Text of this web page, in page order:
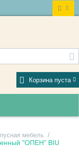
Корзина пуста
мебель /
"ОПЕН" BIU